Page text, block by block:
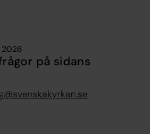
2026
på sidans